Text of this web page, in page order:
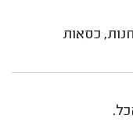
כסאות